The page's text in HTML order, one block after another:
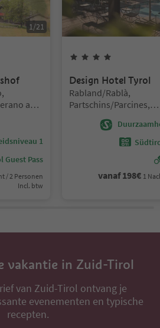
1 /21
and
1
Guest Pass
/ 2 Personen
Incl. btw
Design Hotel Tyrol
Locatie:
Rabland/Rablà,
Partschins/Parcines,
vanaf198€ 1
vakantie in Zuid-Tirol
van Zuid-Tirol ontvang je
evenementen en typische
recepten.